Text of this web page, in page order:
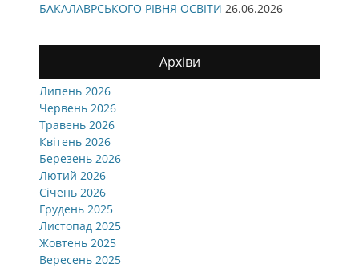
БАКАЛАВРСЬКОГО РІВНЯ ОСВІТИ 26.06.2026
Архіви
Липень 2026
Червень 2026
Травень 2026
Квітень 2026
Березень 2026
Лютий 2026
Січень 2026
Грудень 2025
Листопад 2025
Жовтень 2025
Вересень 2025